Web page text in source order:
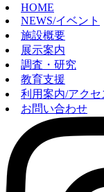
HOME
NEWS/イベント
施設概要
展示案内
調査・研究
教育支援
利用案内/アクセ
お問い合わせ